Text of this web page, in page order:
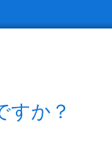
すか？